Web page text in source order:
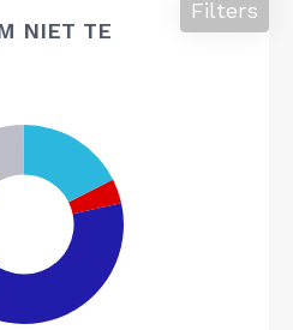
NIET TE
Filters